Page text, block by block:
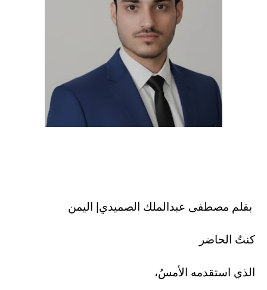
بقلم مصطفى عبدالملك الصميدي| اليمن
كنتُ الحاضر
الذي استقدمه الأمسُ،